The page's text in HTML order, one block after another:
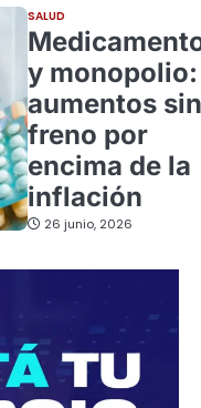
SALUD
y monopolio:
aumentos sin
freno por
encima de la
inflación
26 junio, 2026